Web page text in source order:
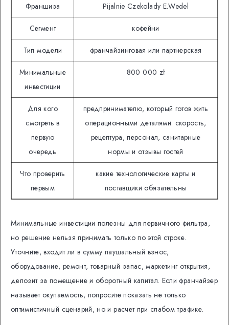
Франшиза Pijalnie Czekolady E.Wedel
Сегмент кофейни
Тип модели франчайзинговая или партнерская
Минимальные
инвестиции
800 000 zł
Для кого
смотреть в
первую
очередь
предпринимателю, который готов жить
операционными деталями: скорость,
рецептура, персонал, санитарные
нормы и отзывы гостей
Что проверить
первым
какие технологические карты и
поставщики обязательны
Минимальные инвестиции полезны для первичного фильтра,
но решение нельзя принимать только по этой строке.
Уточните, входит ли в сумму паушальный взнос,
оборудование, ремонт, товарный запас, маркетинг открытия,
депозит за помещение и оборотный капитал. Если франчайзер
называет окупаемость, попросите показать не только
оптимистичный сценарий, но и расчет при слабом трафике.